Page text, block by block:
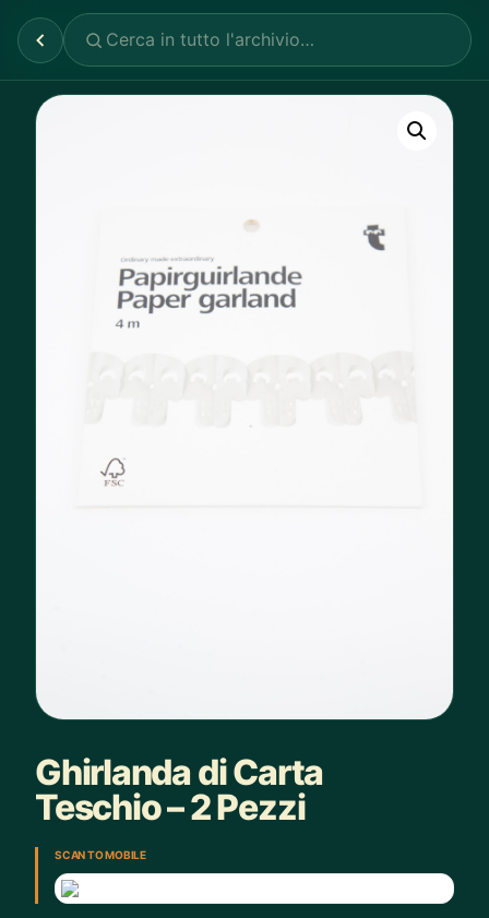
Ghirlanda di Carta
Teschio – 2 Pezzi
SCAN TO MOBILE